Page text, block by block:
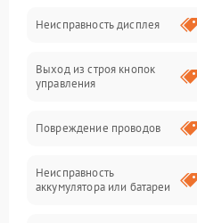
Индикация
Механические
Неисправность дисплея
Выход из строя кнопок
управления
Повреждение проводов
Неисправность
аккумулятора или батареи